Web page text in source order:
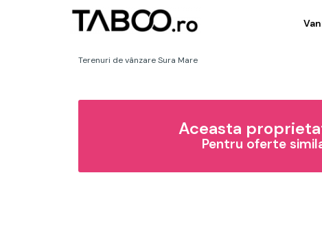
Terenuri de vânzare Sura Mare
Aceasta
Pentru oferte